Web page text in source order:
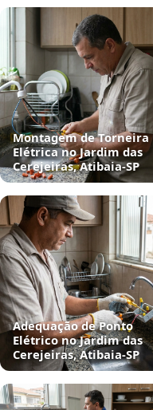
Montagem de Torneira
Elétrica no Jardim das
Cerejeiras, Atibaia‑SP
Adequação de Ponto
Elétrico no Jardim das
Cerejeiras, Atibaia‑SP